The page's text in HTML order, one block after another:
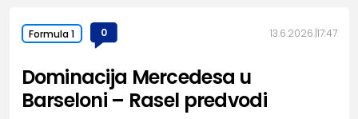
Formula 1 0 13.6.2026. 17:47
Dominacija Mercedesa u
Barseloni – Rasel predvodi